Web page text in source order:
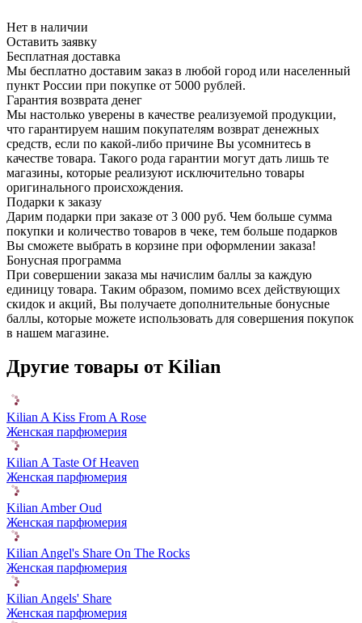
Нет в наличии
Оставить заявку
Бесплатная доставка
Мы бесплатно доставим заказ в любой город или населенный
пункт России при покупке от 5000 рублей.
Гарантия возврата денег
Мы настолько уверены в качестве реализуемой продукции,
что гарантируем нашим покупателям возврат денежных
средств, если по какой-либо причине Вы усомнитесь в
качестве товара. Такого рода гарантии могут дать лишь те
магазины, которые реализуют исключительно товары
оригинального происхождения.
Подарки к заказу
Дарим подарки при заказе от 3 000 руб. Чем больше сумма
покупки и количество товаров в чеке, тем больше подарков
Вы сможете выбрать в корзине при оформлении заказа!
Бонусная программа
При совершении заказа мы начислим баллы за каждую
единицу товара. Таким образом, помимо всех действующих
скидок и акций, Вы получаете дополнительные бонусные
баллы, которые можете использовать для совершения покупок
в нашем магазине.
Другие товары от Kilian
Kilian A Kiss From A Rose
Женская парфюмерия
Kilian A Taste Of Heaven
Женская парфюмерия
Kilian Amber Oud
Женская парфюмерия
Kilian Angel's Share On The Rocks
Женская парфюмерия
Kilian Angels' Share
Женская парфюмерия